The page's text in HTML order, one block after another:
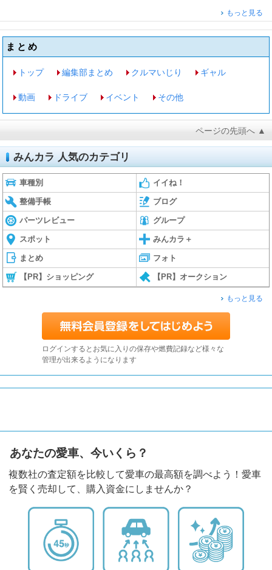
もっと見る
まとめ
トップ 編集部まとめ クルマいじり ギャル
動画 ドライブ イベント その他
ページの先頭へ ▲
みんカラ 人気のカテゴリ
車種別 イイね！
整備手帳 ブログ
パーツレビュー グループ
スポット みんカラ＋
まとめ フォト
【PR】ショッピング 【PR】オークション
もっと見る
ログインするとお気に入りの保存や燃費記録など様々な
管理が出来るようになります
あなたの愛車、今いくら？
複数社の査定額を比較して愛車の最高額を調べよう！愛車
を賢く売却して、購入資金にしませんか？